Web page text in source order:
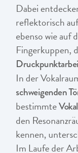
Dabei
reflektorisch
ebenso wie auf
Fingerkuppen,
In der
schweigenden
bestimmte
den
kennen,
Im Laufe der